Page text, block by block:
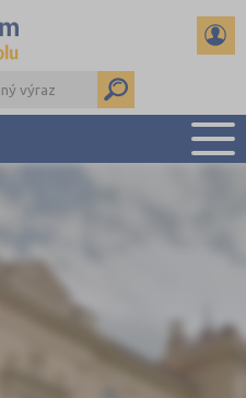
DŮLEŽITÉ TERMÍNY
REFERÁTY A SEMINÁRKY
DALŠÍ DRUHY ŠKOL